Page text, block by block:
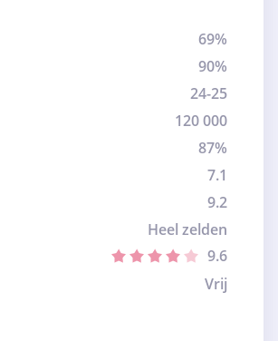
69%
90%
24-25
120 000
87%
7.1
9.2
Heel zelden
9.6
Vrij